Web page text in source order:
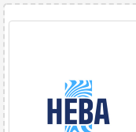
Магнитно-
Мануальная терапия